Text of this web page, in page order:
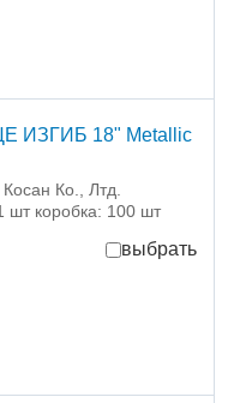
ИЗГИБ 18" Metallic
Ко., Лтд.
шт коробка: 100 шт
выбрать